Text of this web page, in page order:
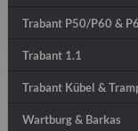
Trabant P50/P60 &
Trabant 1.1
Trabant Kübel &
Wartburg & Barkas